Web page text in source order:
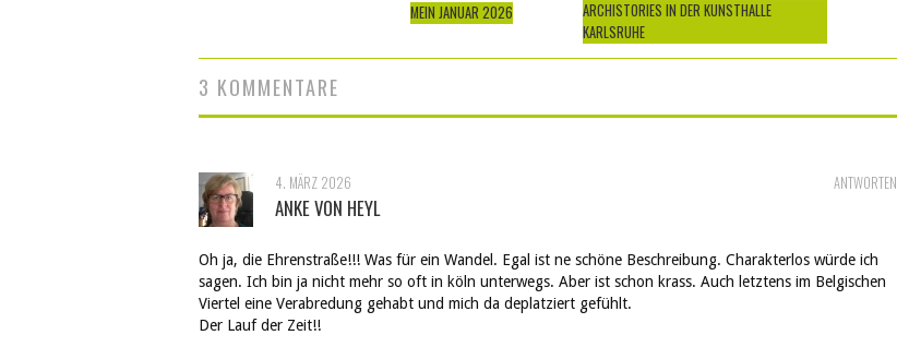
MEIN JANUAR 2026
ARCHISTORIES IN DER KUNSTHALLE
KARLSRUHE
3 KOMMENTARE
ANTWORTEN
4. MÄRZ 2026
ANKE VON HEYL
Oh ja, die Ehrenstraße!!! Was für ein Wandel. Egal ist ne schöne Beschreibung. Charakterlos würde ich
sagen. Ich bin ja nicht mehr so oft in köln unterwegs. Aber ist schon krass. Auch letztens im Belgischen
Viertel eine Verabredung gehabt und mich da deplatziert gefühlt.
Der Lauf der Zeit!!